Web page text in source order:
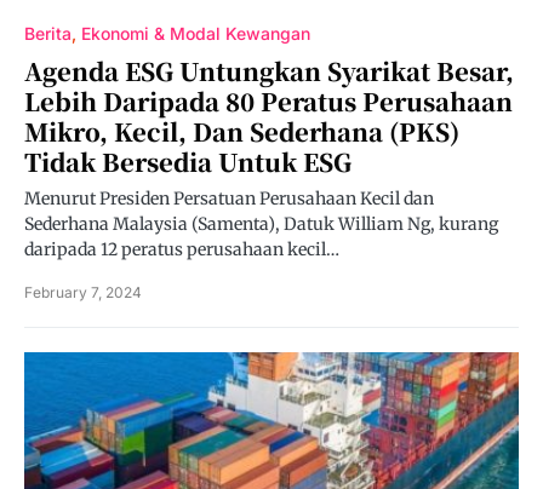
Berita Ekonomi & Modal Kewangan
Agenda ESG Untungkan Syarikat Besar,
Lebih Daripada 80 Peratus Perusahaan
Mikro, Kecil, Dan Sederhana (PKS)
Tidak Bersedia Untuk ESG
Menurut Presiden Persatuan Perusahaan Kecil dan
Sederhana Malaysia (Samenta), Datuk William Ng, kurang
daripada 12 peratus perusahaan kecil…
February 7, 2024